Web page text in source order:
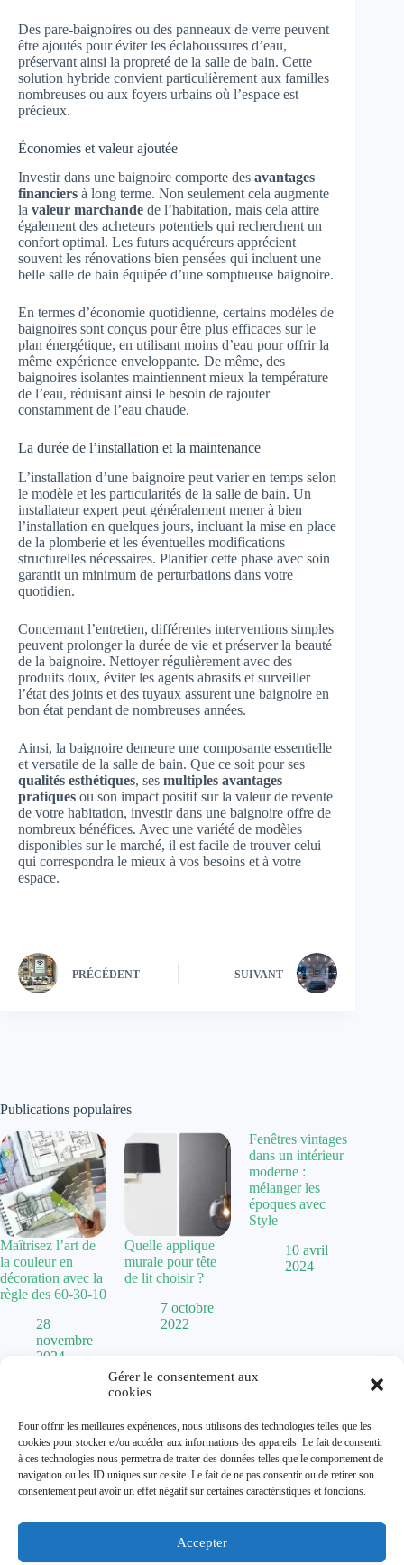
Gérer le consentement aux
cookies
Pour offrir les meilleures expériences, nous utilisons des technologies telles que les
cookies pour stocker et/ou accéder aux informations des appareils. Le fait de consentir
à ces technologies nous permettra de traiter des données telles que le comportement de
navigation ou les ID uniques sur ce site. Le fait de ne pas consentir ou de retirer son
consentement peut avoir un effet négatif sur certaines caractéristiques et fonctions.
Accepter
Des pare-baignoires ou des panneaux de verre peuvent
être ajoutés pour éviter les éclaboussures d’eau,
préservant ainsi la propreté de la salle de bain. Cette
solution hybride convient particulièrement aux familles
nombreuses ou aux foyers urbains où l’espace est
précieux.
Économies et valeur ajoutée
Investir dans une baignoire comporte des avantages
financiers à long terme. Non seulement cela augmente
la valeur marchande de l’habitation, mais cela attire
également des acheteurs potentiels qui recherchent un
confort optimal. Les futurs acquéreurs apprécient
souvent les rénovations bien pensées qui incluent une
belle salle de bain équipée d’une somptueuse baignoire.
En termes d’économie quotidienne, certains modèles de
baignoires sont conçus pour être plus efficaces sur le
plan énergétique, en utilisant moins d’eau pour offrir la
même expérience enveloppante. De même, des
baignoires isolantes maintiennent mieux la température
de l’eau, réduisant ainsi le besoin de rajouter
constamment de l’eau chaude.
La durée de l’installation et la maintenance
L’installation d’une baignoire peut varier en temps selon
le modèle et les particularités de la salle de bain. Un
installateur expert peut généralement mener à bien
l’installation en quelques jours, incluant la mise en place
de la plomberie et les éventuelles modifications
structurelles nécessaires. Planifier cette phase avec soin
garantit un minimum de perturbations dans votre
quotidien.
Concernant l’entretien, différentes interventions simples
peuvent prolonger la durée de vie et préserver la beauté
de la baignoire. Nettoyer régulièrement avec des
produits doux, éviter les agents abrasifs et surveiller
l’état des joints et des tuyaux assurent une baignoire en
bon état pendant de nombreuses années.
Ainsi, la baignoire demeure une composante essentielle
et versatile de la salle de bain. Que ce soit pour ses
qualités esthétiques, ses multiples avantages
pratiques ou son impact positif sur la valeur de revente
de votre habitation, investir dans une baignoire offre de
nombreux bénéfices. Avec une variété de modèles
disponibles sur le marché, il est facile de trouver celui
qui correspondra le mieux à vos besoins et à votre
espace.
PRÉCÉDENT SUIVANT
Publications populaires
Maîtrisez l’art de
la couleur en
décoration avec la
règle des 60-30-10
28
novembre
2024
Quelle applique
murale pour tête
de lit choisir ?
7 octobre
2022
Fenêtres vintages
dans un intérieur
moderne :
mélanger les
époques avec
Style
10 avril
2024
Mentions Légales
Plan de site
Contact
À propos
Dolum magazine vous guide dans l'art de transformer votre
habitat. De lachaise Baumannvintage aux tendances comme